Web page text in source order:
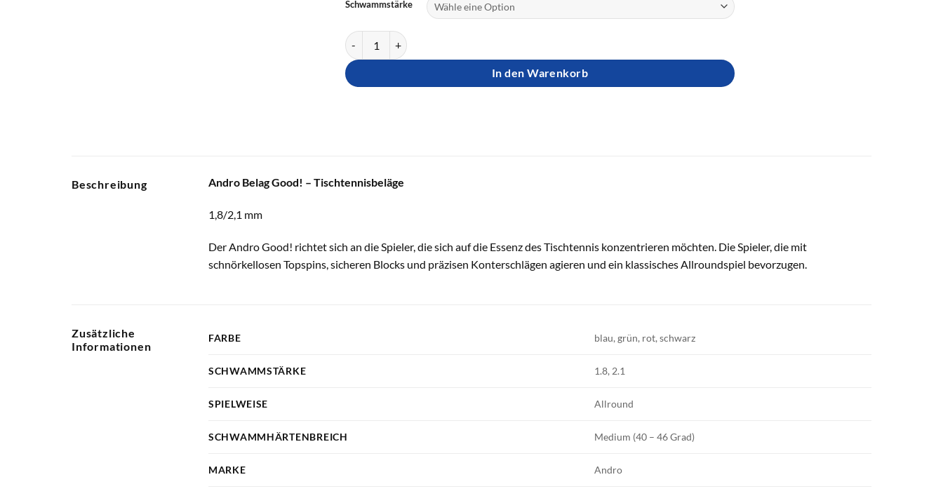
Schwammstärke
Andro Belag Good! Menge
In den Warenkorb
Beschreibung Andro Belag Good! – Tischtennisbeläge
1,8/2,1 mm
Der Andro Good! richtet sich an die Spieler, die sich auf die Essenz des Tischtennis konzentrieren möchten. Die Spieler, die mit
schnörkellosen Topspins, sicheren Blocks und präzisen Konterschlägen agieren und ein klassisches Allroundspiel bevorzugen.
Zusätzliche
Informationen
FARBE blau, grün, rot, schwarz
SCHWAMMSTÄRKE 1.8, 2.1
SPIELWEISE Allround
SCHWAMMHÄRTENBREICH Medium (40 – 46 Grad)
MARKE Andro